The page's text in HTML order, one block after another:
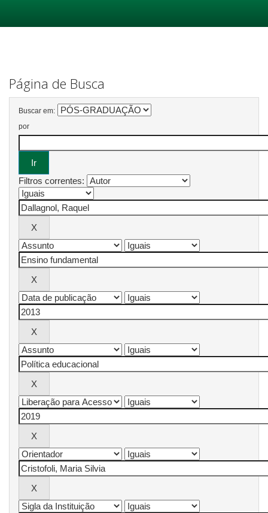
Página de Busca
Buscar em:
por
Filtros correntes: